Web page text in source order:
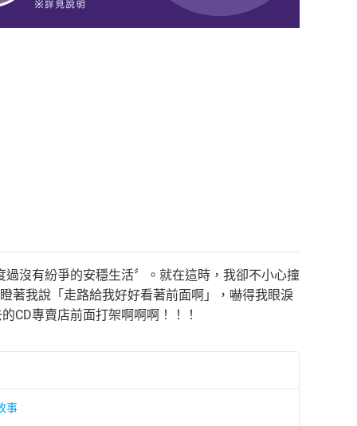
沒有紛爭的安穩生活〞。就在這時，我卻不小心撞
著我說「走路給我好好看著前面啊」，嚇得我眼淚
CD專賣店前面打架啊啊啊！！！
事